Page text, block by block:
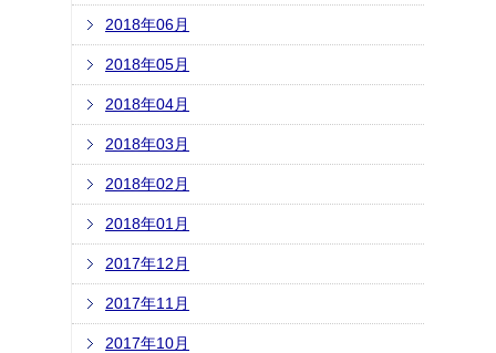
2018年06月
2018年05月
2018年04月
2018年03月
2018年02月
2018年01月
2017年12月
2017年11月
2017年10月